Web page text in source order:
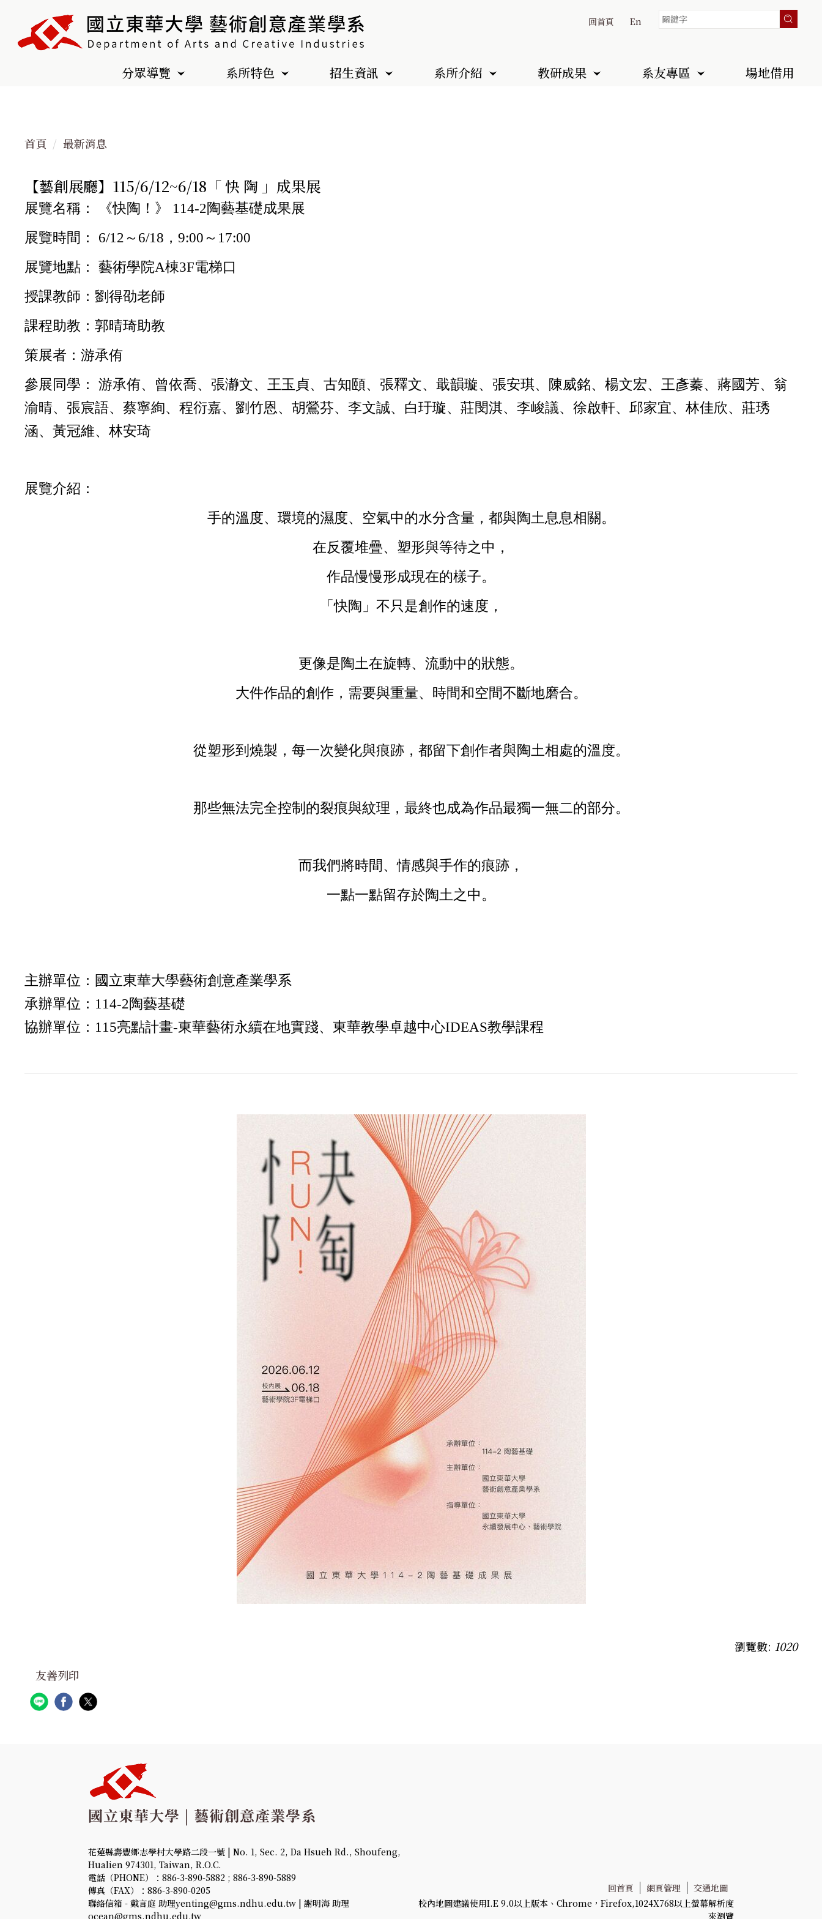
回首頁 En
分眾導覽 系所特色 招生資訊 系所介紹 教研成果 系友專區 場地借用
首頁 最新消息
【藝創展廳】115/6/12~6/18「 快 陶 」成果展
展覽名稱： 《快陶！》 114-2陶藝基礎成果展
展覽時間： 6/12～6/18，9:00～17:00
展覽地點： 藝術學院A棟3F電梯口
授課教師：劉得劭老師
課程助教：郭晴琦助教
策展者：游承侑
參展同學： 游承侑、曾依喬、張瀞文、王玉貞、古知頤、張釋文、戢韻璇、張安琪、陳威銘、楊文宏、王彥蓁、蔣國芳、翁
渝晴、張宸語、蔡寧絢、程衍嘉、劉竹恩、胡鶯芬、李文誠、白玗璇、莊閔淇、李峻議、徐啟軒、邱家宜、林佳欣、莊琇
涵、黃冠維、林安琦
展覽介紹：
手的溫度、環境的濕度、空氣中的水分含量，都與陶土息息相關。
在反覆堆疊、塑形與等待之中，
作品慢慢形成現在的樣子。
「快陶」不只是創作的速度，
更像是陶土在旋轉、流動中的狀態。
大件作品的創作，需要與重量、時間和空間不斷地磨合。
從塑形到燒製，每一次變化與痕跡，都留下創作者與陶土相處的溫度。
那些無法完全控制的裂痕與紋理，最終也成為作品最獨一無二的部分。
而我們將時間、情感與手作的痕跡，
一點一點留存於陶土之中。
主辦單位：國立東華大學藝術創意產業學系
承辦單位：114-2陶藝基礎
協辦單位：115亮點計畫-東華藝術永續在地實踐、東華教學卓越中心IDEAS教學課程
瀏覽數: 1020
友善列印
花蓮縣壽豐鄉志學村大學路二段一號 | No. 1, Sec. 2, Da Hsueh Rd., Shoufeng,
Hualien 974301, Taiwan, R.O.C.
電話（PHONE）：886-3-890-5882 ; 886-3-890-5889
傳真（FAX）：886-3-890-0205
聯絡信箱 - 戴言庭 助理yenting@gms.ndhu.edu.tw | 謝明海 助理
ocean@gms.ndhu.edu.tw
回首頁 網頁管理
交通地圖
校內地圖建議使用I.E 9.0以上版本、Chrome，Firefox,1024X768以上螢幕解析度
來瀏覽